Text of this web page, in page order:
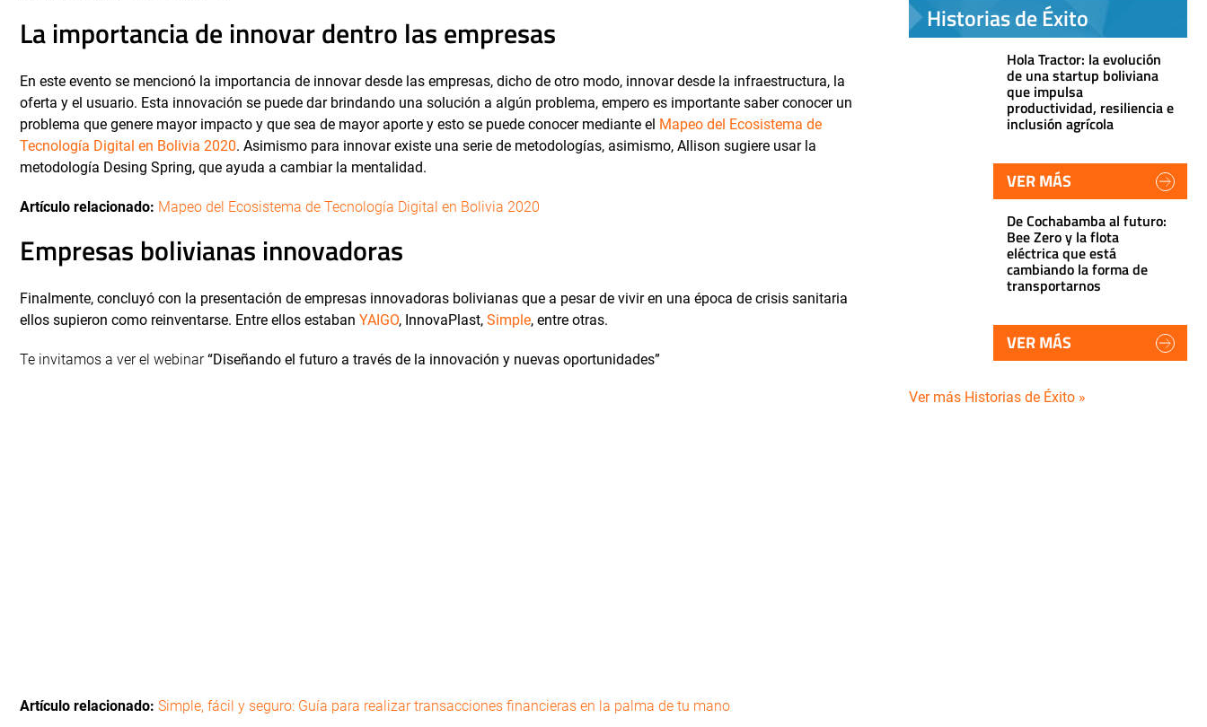
La importancia de innovar dentro las empresas
En este evento se mencionó la importancia de innovar desde las empresas, dicho de otro modo, innovar desde la infraestructura, la
oferta y el usuario. Esta innovación se puede dar brindando una solución a algún problema, empero es importante saber conocer un
problema que genere mayor impacto y que sea de mayor aporte y esto se puede conocer mediante el Mapeo del Ecosistema de
Tecnología Digital en Bolivia 2020. Asimismo para innovar existe una serie de metodologías, asimismo, Allison sugiere usar la
metodología Desing Spring, que ayuda a cambiar la mentalidad.
Artículo relacionado: Mapeo del Ecosistema de Tecnología Digital en Bolivia 2020
Empresas bolivianas innovadoras
Finalmente, concluyó con la presentación de empresas innovadoras bolivianas que a pesar de vivir en una época de crisis sanitaria
ellos supieron como reinventarse. Entre ellos estaban YAIGO, InnovaPlast, Simple, entre otras.
Te invitamos a ver el webinar“Diseñando el futuro a través de la innovación y nuevas oportunidades”
Artículo relacionado: Simple, fácil y seguro: Guía para realizar transacciones financieras en la palma de tu mano
Historias de Éxito
Hola Tractor: la evolución
de una startup boliviana
que impulsa
productividad, resiliencia e
inclusión agrícola
VER MÁS
De Cochabamba al futuro:
Bee Zero y la flota
eléctrica que está
cambiando la forma de
transportarnos
VER MÁS
Ver más Historias de Éxito »